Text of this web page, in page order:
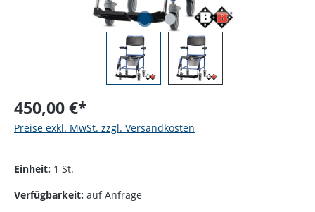
450,00 €*
Preise exkl. MwSt. zzgl. Versandkosten
Einheit: 1 St.
Verfügbarkeit: auf Anfrage